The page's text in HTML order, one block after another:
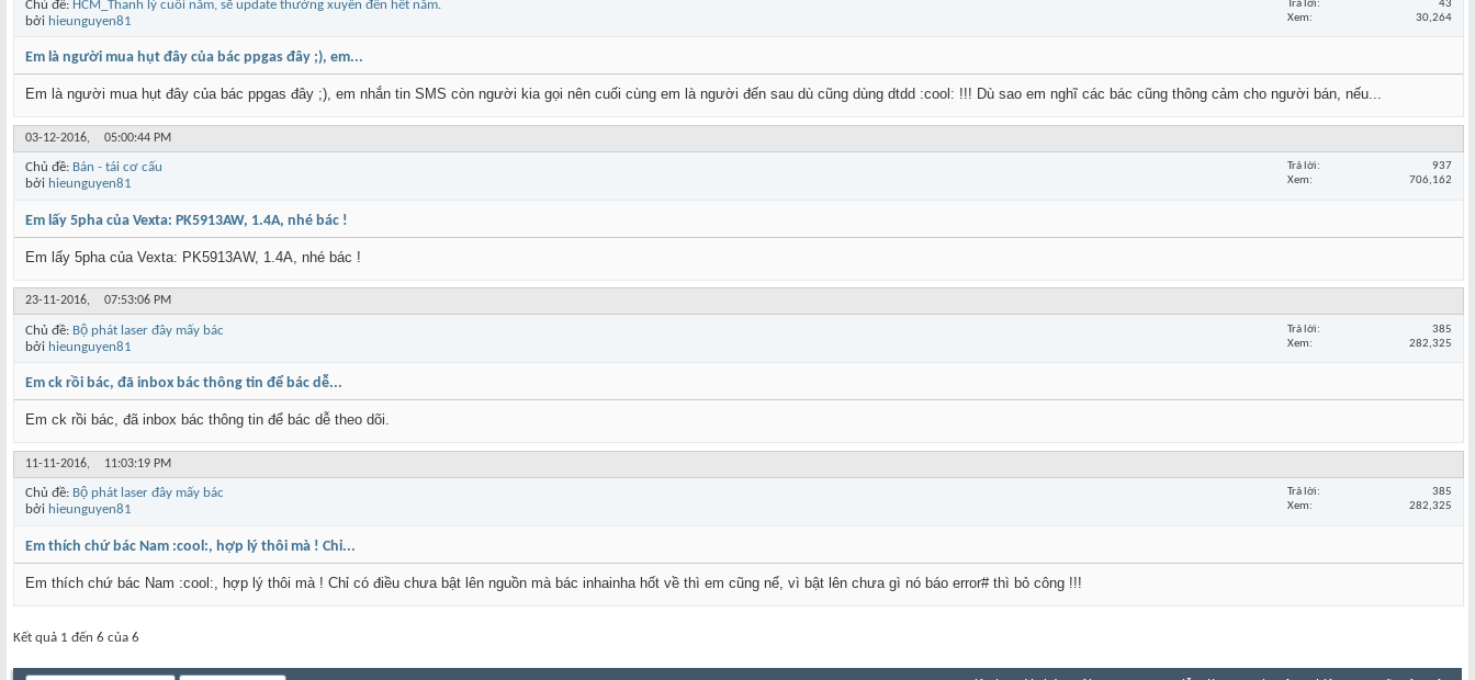
Chủ đề: HCM_Thanh lý cuối năm, sẽ update thường xuyên đến hết năm.
bởi hieunguyen81
Trả lời
43
Xem
30,264
Em là người mua hụt đây của bác ppgas đây ;), em...
Em là người mua hụt đây của bác ppgas đây ;), em nhắn tin SMS còn người kia gọi nên cuối cùng em là người đến sau dù cũng dùng dtdd :cool: !!! Dù sao em nghĩ các bác cũng thông cảm cho người bán, nếu...
03-12-2016, 05:00:44 PM
Chủ đề: Bán - tái cơ cấu
bởi hieunguyen81
Trả lời
937
Xem
706,162
Em lấy 5pha của Vexta: PK5913AW, 1.4A, nhé bác !
Em lấy 5pha của Vexta: PK5913AW, 1.4A, nhé bác !
23-11-2016, 07:53:06 PM
Chủ đề: Bộ phát laser đây mấy bác
bởi hieunguyen81
Trả lời
385
Xem
282,325
Em ck rồi bác, đã inbox bác thông tin để bác dễ...
Em ck rồi bác, đã inbox bác thông tin để bác dễ theo dõi.
11-11-2016, 11:03:19 PM
Chủ đề: Bộ phát laser đây mấy bác
bởi hieunguyen81
Trả lời
385
Xem
282,325
Em thích chứ bác Nam :cool:, hợp lý thôi mà ! Chỉ...
Em thích chứ bác Nam :cool:, hợp lý thôi mà ! Chỉ có điều chưa bật lên nguồn mà bác inhainha hốt về thì em cũng nể, vì bật lên chưa gì nó báo error# thì bỏ công !!!
Kết quả 1 đến 6 của 6